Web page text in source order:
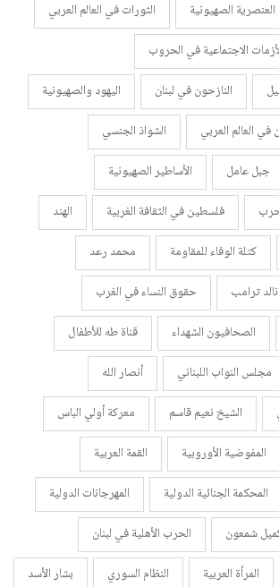
العنصرية الصهيونية
الثورات في العالم العربي
الاجتماعية في الحروب
النازحون في لبنان
اليهود والصهيونية
في العالم العربي
الشواذ الجنسي
جبل عامل
الأساطير الصهيونية
فلسطين في الثقافة الغربية
الهند
كتلة الوفاء للمقاومة
محمد رعد
ترامب
حقوق النساء في الغرب
الصحافيون الشهداء
قناة طه للأطفال
مجلس النواب اللبناني
أنصار الله
الشيخ نعيم قاسم
معركة أولي الباس
المفوضية الأوروبية
القمة العربية
المحكمة الجنائية الدولية
المهرجانات الدولية
شمعون
الحرب الأهلية في لبنان
المرأة العربية النظام السوري
بشار الأسد